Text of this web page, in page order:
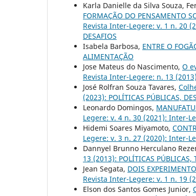
Karla Danielle da Silva Souza,
FORMAÇÃO DO PENSAMENTO
Revista Inter-Legere: v. 1 n. 20
DESAFIOS
Isabela Barbosa, ENTRE O
ALIMENTAÇÃO
Jose Mateus do Nascimento, O
Revista Inter-Legere: n. 13 (2013):
José Rolfran Souza Tavares,
(2023): POLÍTICAS PÚBLICAS,
Leonardo Domingos,
Legere: v. 4 n. 30 (2021): Inter-
Hidemi Soares Miyamoto,
Legere: v. 3 n. 27 (2020): Inter-
Dannyel Brunno Herculano
13 (2013): POLÍTICAS PÚBLICAS,
Jean Segata, DOIS
Revista Inter-Legere: v. 1 n. 19
Elson dos Santos Gomes Junior,